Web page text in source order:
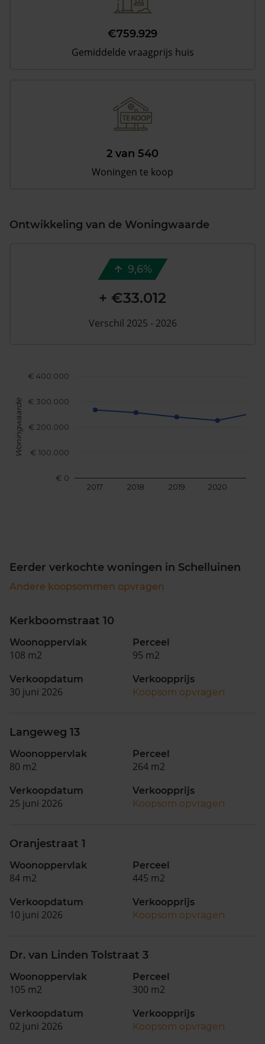
€759.929
Gemiddelde vraagprijs huis
2 van 540
Woningen te koop
Ontwikkeling van de Woningwaarde
2017 2018 2019 2020
€ 0
€ 100.000
€ 200.000
€ 300.000
€ 400.000
Woningwaarde
9,6%
+ €33.012
Verschil 2025 - 2026
Eerder verkochte woningen in Schelluinen
Andere koopsommen opvragen
Kerkboomstraat 10
Woonoppervlak
108 m2
Perceel
95 m2
Verkoopdatum
30 juni 2026
Verkoopprijs
Koopsom opvragen
Langeweg 13
Woonoppervlak
80 m2
Perceel
264 m2
Verkoopdatum
25 juni 2026
Verkoopprijs
Koopsom opvragen
Oranjestraat 1
Woonoppervlak
84 m2
Perceel
445 m2
Verkoopdatum
10 juni 2026
Verkoopprijs
Koopsom opvragen
Dr. van Linden Tolstraat 3
Woonoppervlak
105 m2
Perceel
300 m2
Verkoopdatum
02 juni 2026
Verkoopprijs
Koopsom opvragen